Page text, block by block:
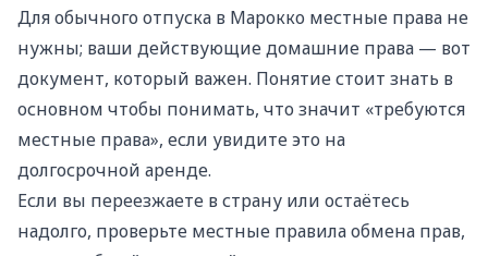
Для обычного отпуска в Марокко местные права не
нужны; ваши действующие домашние права — вот
документ, который важен. Понятие стоит знать в
основном чтобы понимать, что значит «требуются
местные права», если увидите это на
долгосрочной аренде.
Если вы переезжаете в страну или остаётесь
надолго, проверьте местные правила обмена прав,